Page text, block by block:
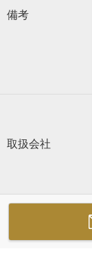
備考
取扱会社